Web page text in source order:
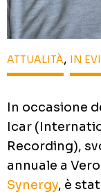
ATTUALITÀ, IN
In occasione
Icar
Recording),
annuale a
Synergy, è